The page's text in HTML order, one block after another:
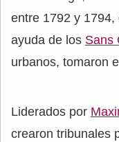
entre 1792 y
ayuda de los Sans
urbanos, tomaron
Liderados por
crearon tribunales